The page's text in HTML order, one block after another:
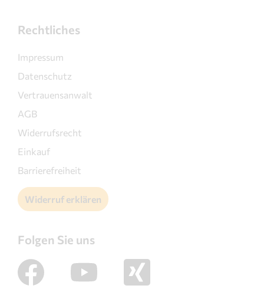
Rechtliches
Impressum
Datenschutz
Vertrauensanwalt
AGB
Widerrufsrecht
Einkauf
Barrierefreiheit
Widerruf erklären
Folgen Sie uns